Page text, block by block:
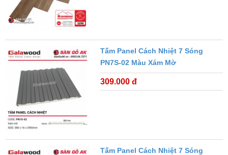
Tấm Panel Cách Nhiệt 7 Sóng
PN7S-02 Màu Xám Mờ
309.000 đ
Tấm Panel Cách Nhiệt 7 Sóng